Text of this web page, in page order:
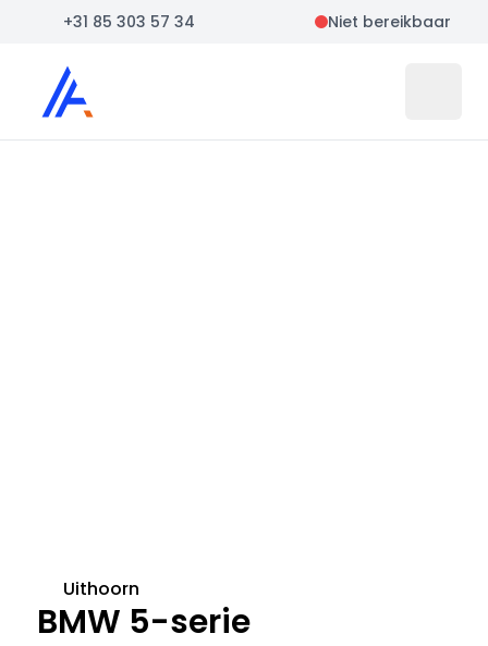
+31 85 303 57 34 Niet bereikbaar
Auto Atlas
BMW 5-serie
Uithoorn